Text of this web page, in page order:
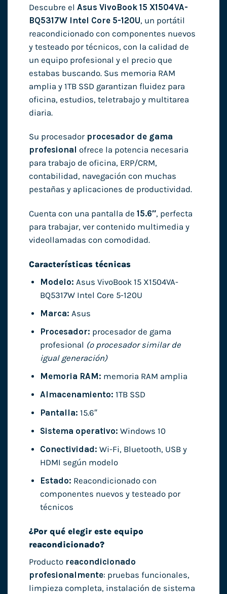
Descubre el Asus VivoBook 15 X1504VA-
BQ5317W Intel Core 5-120U, un portátil
reacondicionado con componentes nuevos
y testeado por técnicos, con la calidad de
un equipo profesional y el precio que
estabas buscando. Sus memoria RAM
amplia y 1TB SSD garantizan fluidez para
oficina, estudios, teletrabajo y multitarea
diaria.
Su procesador procesador de gama
profesional ofrece la potencia necesaria
para trabajo de oficina, ERP/CRM,
contabilidad, navegación con muchas
pestañas y aplicaciones de productividad.
Cuenta con una pantalla de 15.6″, perfecta
para trabajar, ver contenido multimedia y
videollamadas con comodidad.
Características técnicas
Modelo: Asus VivoBook 15 X1504VA-
BQ5317W Intel Core 5-120U
Marca: Asus
Procesador: procesador de gama
profesional (o procesador similar de
igual generación)
Memoria RAM: memoria RAM amplia
Almacenamiento: 1TB SSD
Pantalla: 15.6″
Sistema operativo: Windows 10
Conectividad: Wi-Fi, Bluetooth, USB y
HDMI según modelo
Estado: Reacondicionado con
componentes nuevos y testeado por
técnicos
¿Por qué elegir este equipo
reacondicionado?
Producto reacondicionado
profesionalmente: pruebas funcionales,
limpieza completa, instalación de sistema